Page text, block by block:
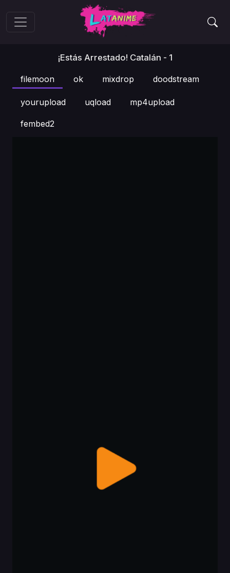
¡Estás Arrestado! Catalán - 1
filemoon ok mixdrop doodstream
yourupload uqload mp4upload
fembed2